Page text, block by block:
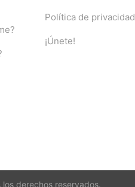
Política de privacidad
¡Únete!
derechos reservados.